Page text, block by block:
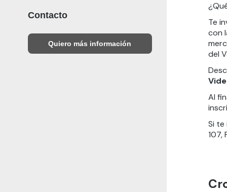
Contacto
Quiero más información
Te
con
del
Al
Si te
107,